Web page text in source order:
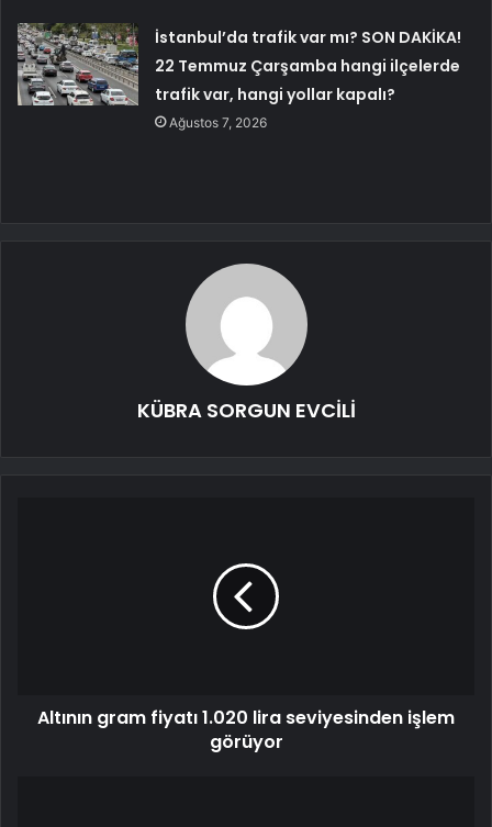
İstanbul’da trafik var mı? SON DAKİKA!
22 Temmuz Çarşamba hangi ilçelerde
trafik var, hangi yollar kapalı?
Ağustos 7, 2026
KÜBRA SORGUN EVCİLİ
Altının gram fiyatı 1.020 lira seviyesinden işlem
görüyor